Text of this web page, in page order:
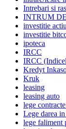
Intrebari si
INTRUM
investitie
investitie
ipoteca
IRCC
IRCC
Kredyt
Kruk
leasing
leasing auto
lege
Lege darea
lege faliment